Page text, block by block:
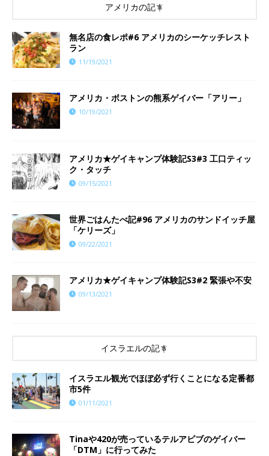
アメリカの記事
​​無名店の食レポ#6 アメリカのシーケッチレスト
ラン
11/19/2021
アメリカ・ボストンの熊系ゲイバー「アリー」
10/19/2021
アメリカ★ゲイキャンプ体験記S3#3 工口ティッ
ク・タッチ
09/15/2021
世界ごはんたべ記#96 アメリカのサンドイッチ屋
「ケリーズ」
09/22/2021
アメリカ★ゲイキャンプ体験記S3#2 緊張や不安
09/13/2021
イスラエルの記事
イスラエル観光でほぼ必ず行くことになる定番都
市5件
01/11/2021
Tinaや420が売っているテルアビブのゲイバー
「DTM」に行ってみた